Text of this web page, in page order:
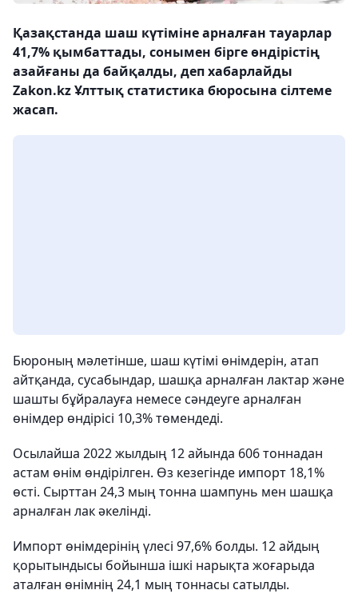
Қазақстанда шаш күтіміне арналған тауарлар
41,7% қымбаттады, сонымен бірге өндірістің
азайғаны да байқалды, деп хабарлайды
Zakon.kz Ұлттық статистика бюросына сілтеме
жасап.
Бюроның мәлетінше, шаш күтімі өнімдерін, атап
айтқанда, сусабындар, шашқа арналған лактар және
шашты бұйралауға немесе сәндеуге арналған
өнімдер өндірісі 10,3% төмендеді.
Осылайша 2022 жылдың 12 айында 606 тоннадан
астам өнім өндірілген. Өз кезегінде импорт 18,1%
өсті. Сырттан 24,3 мың тонна шампунь мен шашқа
арналған лак әкелінді.
Импорт өнімдерінің үлесі 97,6% болды. 12 айдың
қорытындысы бойынша ішкі нарықта жоғарыда
аталған өнімнің 24,1 мың тоннасы сатылды.